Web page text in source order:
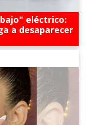
eléctrico:
a desaparecer